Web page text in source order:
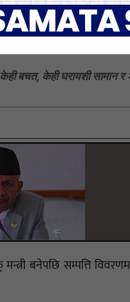
हटेलगत्तै
बचत, केही घरायशी सामान
बनेपछि सम्पत्ति